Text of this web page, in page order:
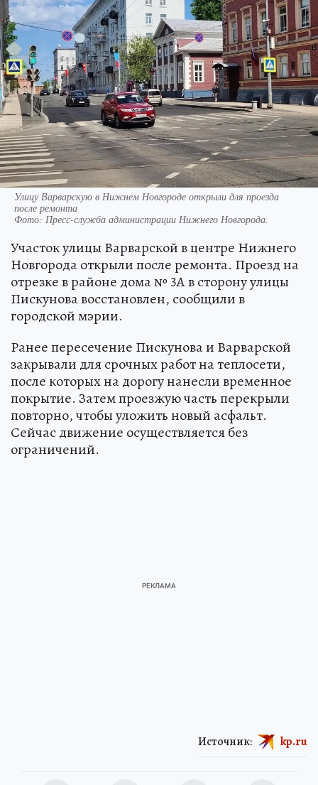
Улицу Варварскую в Нижнем Новгороде открыли для проезда
после ремонта
Фото: Пресс-служба администрации Нижнего Новгорода.
Участок улицы Варварской в центре Нижнего
Новгорода открыли после ремонта. Проезд на
отрезке в районе дома № 3А в сторону улицы
Пискунова восстановлен, сообщили в
городской мэрии.
Ранее пересечение Пискунова и Варварской
закрывали для срочных работ на теплосети,
после которых на дорогу нанесли временное
покрытие. Затем проезжую часть перекрыли
повторно, чтобы уложить новый асфальт.
Сейчас движение осуществляется без
ограничений.
Источник: kp.ru